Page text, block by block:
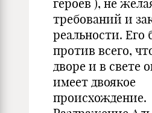
героев ), не
требований и
реальности. Его
против всего,
дворе и в свете
имеет двоякое
происхождение.